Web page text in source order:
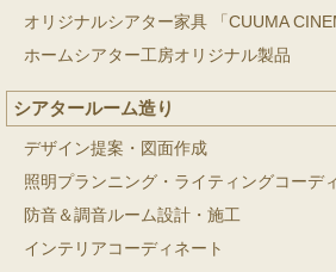
オリジナルシアター家具 「CUUMA
ホームシアター工房オリジナル製品
シアタールーム造り
デザイン提案・図面作成
照明プランニング・ライティングコーデ
防音＆調音ルーム設計・施工
インテリアコーディネート